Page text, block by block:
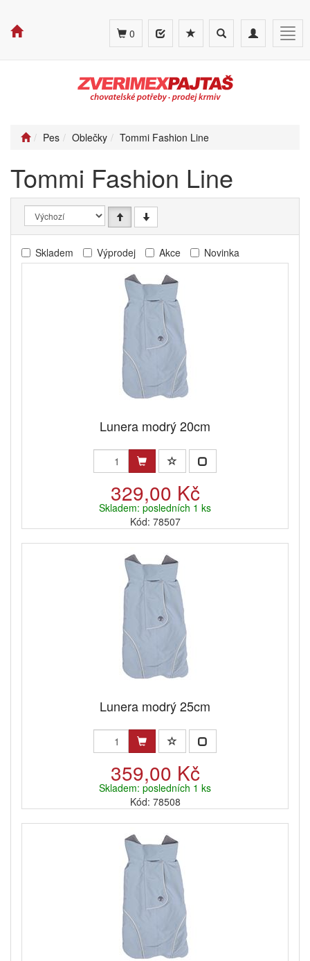
Toggle
navigation
Toggle
search
0
Pes Oblečky Tommi Fashion Line
Tommi Fashion Line
Skladem Výprodej Akce Novinka
Lunera modrý 20cm
329,00 Kč
Skladem: posledních 1 ks
Kód: 78507
Lunera modrý 25cm
359,00 Kč
Skladem: posledních 1 ks
Kód: 78508